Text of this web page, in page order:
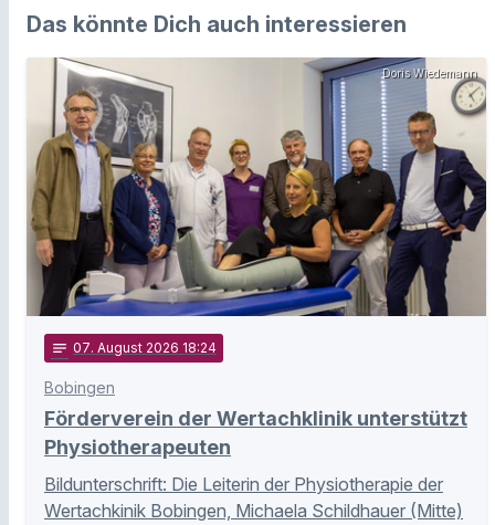
Das könnte Dich auch interessieren
Doris Wiedemann
notes 07. August 2026 18:24
Bobingen
Förderverein der Wertachklinik unterstützt
Physiotherapeuten
Bildunterschrift: Die Leiterin der Physiotherapie der
Wertachkinik Bobingen, Michaela Schildhauer (Mitte)